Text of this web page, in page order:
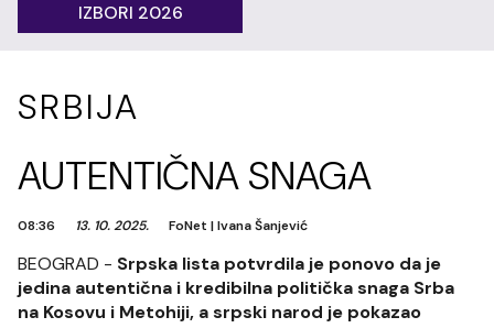
IZBORI 2026
SRBIJA
AUTENTIČNA SNAGA
08:36 13. 10. 2025. FoNet |Ivana Šanjević
BEOGRAD - Srpska lista potvrdila je ponovo da je
jedina autentična i kredibilna politička snaga Srba
na Kosovu i Metohiji, a srpski narod je pokazao